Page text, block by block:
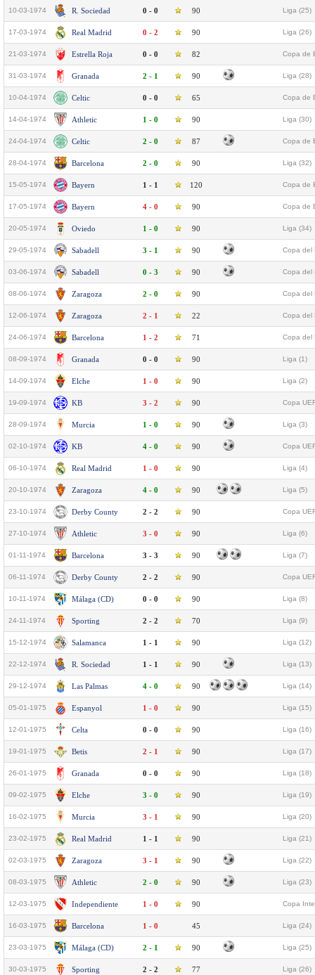
10-03-1974 R. Sociedad 0 - 0 90 Liga (25)
17-03-1974 Real Madrid 0 - 2 90 Liga (26)
21-03-1974 Estrella Roja 0 - 0 82 Copa de
31-03-1974 Granada 2 - 1 90 Liga (28)
10-04-1974 Celtic 0 - 0 65 Copa de
14-04-1974 Athletic 1 - 0 90 Liga (30)
24-04-1974 Celtic 2 - 0 87 Copa de
28-04-1974 Barcelona 2 - 0 90 Liga (32)
15-05-1974 Bayern 1 - 1 120 Copa de
17-05-1974 Bayern 4 - 0 90 Copa de
20-05-1974 Oviedo 1 - 0 90 Liga (34)
29-05-1974 Sabadell 3 - 1 90 Copa del
03-06-1974 Sabadell 0 - 3 90 Copa del
08-06-1974 Zaragoza 2 - 0 90 Copa del
12-06-1974 Zaragoza 2 - 1 22 Copa del
24-06-1974 Barcelona 1 - 2 71 Copa del
08-09-1974 Granada 0 - 0 90 Liga (1)
14-09-1974 Elche 1 - 0 90 Liga (2)
19-09-1974 KB 3 - 2 90 Copa
28-09-1974 Murcia 1 - 0 90 Liga (3)
02-10-1974 KB 4 - 0 90 Copa
06-10-1974 Real Madrid 1 - 0 90 Liga (4)
20-10-1974 Zaragoza 4 - 0 90 Liga (5)
23-10-1974 Derby County 2 - 2 90 Copa
27-10-1974 Athletic 3 - 0 90 Liga (6)
01-11-1974 Barcelona 3 - 3 90 Liga (7)
06-11-1974 Derby County 2 - 2 90 Copa
10-11-1974 Málaga (CD) 0 - 0 90 Liga (8)
24-11-1974 Sporting 2 - 2 70 Liga (9)
15-12-1974 Salamanca 1 - 1 90 Liga (12)
22-12-1974 R. Sociedad 1 - 1 90 Liga (13)
29-12-1974 Las Palmas 4 - 0 90 Liga (14)
05-01-1975 Espanyol 1 - 0 90 Liga (15)
12-01-1975 Celta 0 - 0 90 Liga (16)
19-01-1975 Betis 2 - 1 90 Liga (17)
26-01-1975 Granada 0 - 0 90 Liga (18)
09-02-1975 Elche 3 - 0 90 Liga (19)
16-02-1975 Murcia 3 - 1 90 Liga (20)
23-02-1975 Real Madrid 1 - 1 90 Liga (21)
02-03-1975 Zaragoza 3 - 1 90 Liga (22)
08-03-1975 Athletic 2 - 0 90 Liga (23)
12-03-1975 Independiente 1 - 0 90 Copa
16-03-1975 Barcelona 1 - 0 45 Liga (24)
23-03-1975 Málaga (CD) 2 - 1 90 Liga (25)
30-03-1975 Sporting 2 - 2 77 Liga (26)